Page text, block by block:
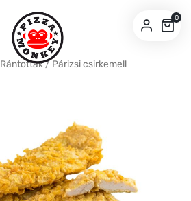
0
Rántottak/ Párizsi csirkemell